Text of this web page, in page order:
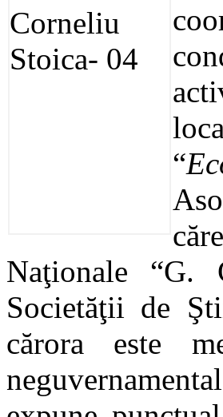
“
Naţionale “G.
Societăţii de
cărora este